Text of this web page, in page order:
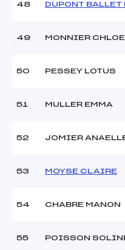
48 DUPONT
49 MONNIER CHLOE
50 PESSEY LOTUS
51 MULLER EMMA
52 JOMIER
53 MOYSE CLAIRE
54 CHABRE MANON
55 POISSON